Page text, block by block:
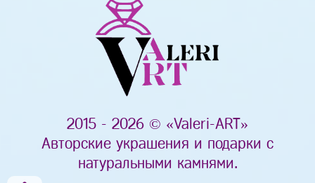
2015 - 2026 © «Valeri-ART»
Авторские украшения и подарки с
натуральными камнями.